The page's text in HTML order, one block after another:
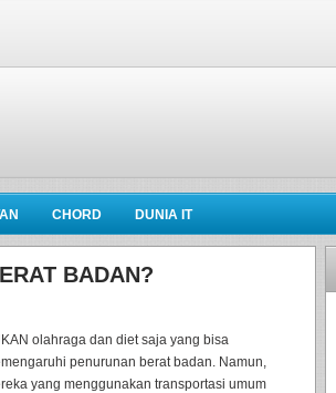
CHORD DUNIA IT
BADAN?
olahraga dan diet saja yang bisa
penurunan berat badan. Namun,
yang menggunakan transportasi umum